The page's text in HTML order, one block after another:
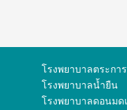
โรงพยาบาลตระกา
โรงพยาบาลน้ำยืน
โรงพยาบาลดอนมด